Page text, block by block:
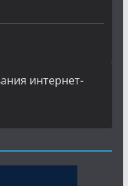
интернет-